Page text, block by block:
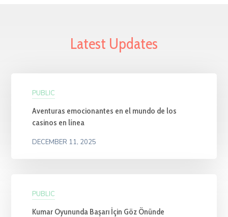
Latest Updates
PUBLIC
Aventuras emocionantes en el mundo de los
casinos en línea
DECEMBER 11, 2025
PUBLIC
Kumar Oyununda Başarı İçin Göz Önünde